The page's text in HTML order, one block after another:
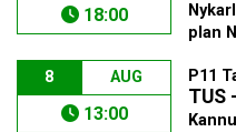
18:00
plan
8 AUG
13:00
P11
TUS